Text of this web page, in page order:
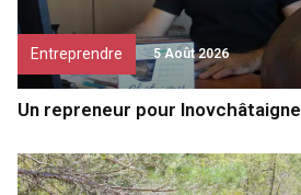
Entreprendre 5 Août 2026
Un repreneur pour Inovchâtaigne